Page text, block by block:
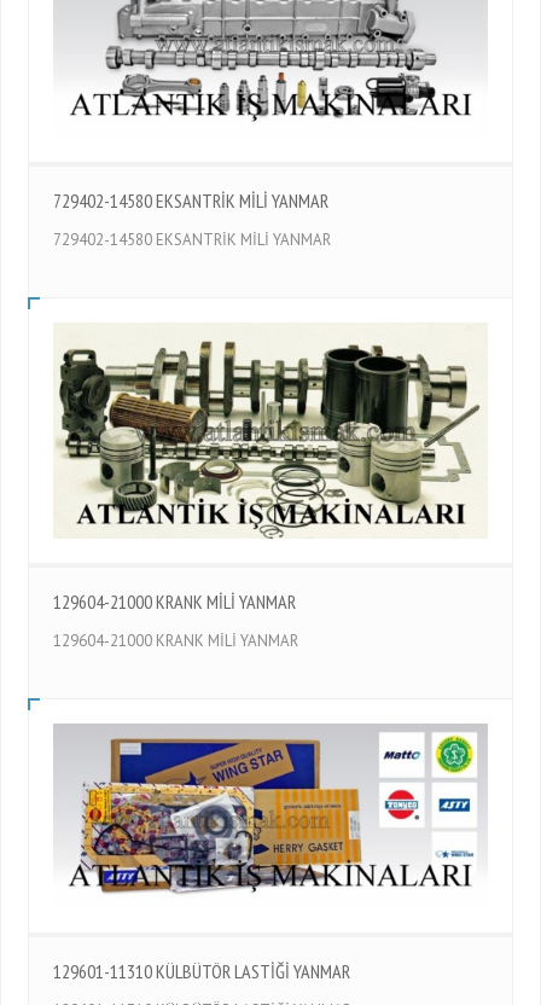
729402-14580 EKSANTRİK MİLİ YANMAR
729402-14580 EKSANTRİK MİLİ YANMAR
129604-21000 KRANK MİLİ YANMAR
129604-21000 KRANK MİLİ YANMAR
129601-11310 KÜLBÜTÖR LASTİĞİ YANMAR